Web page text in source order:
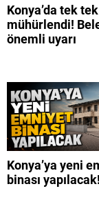
Konya’da tek tek
mühürlendi!
önemli uyarı
Konya’ya yeni
binası yapılacak!